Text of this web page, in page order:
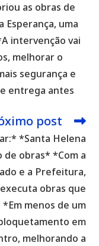
as obras de
uma
intervenção vai
melhorar o
segurança e
entrega antes
post
*Santa Helena
de obras* *Com a
e a Prefeitura,
obras que
menos de um
em
melhorando a